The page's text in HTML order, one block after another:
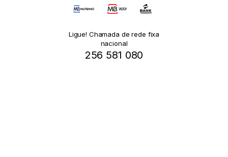
Ligue! Chamada de rede fixa
nacional
256 581 080